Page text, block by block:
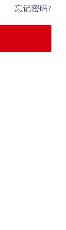
忘记密码?